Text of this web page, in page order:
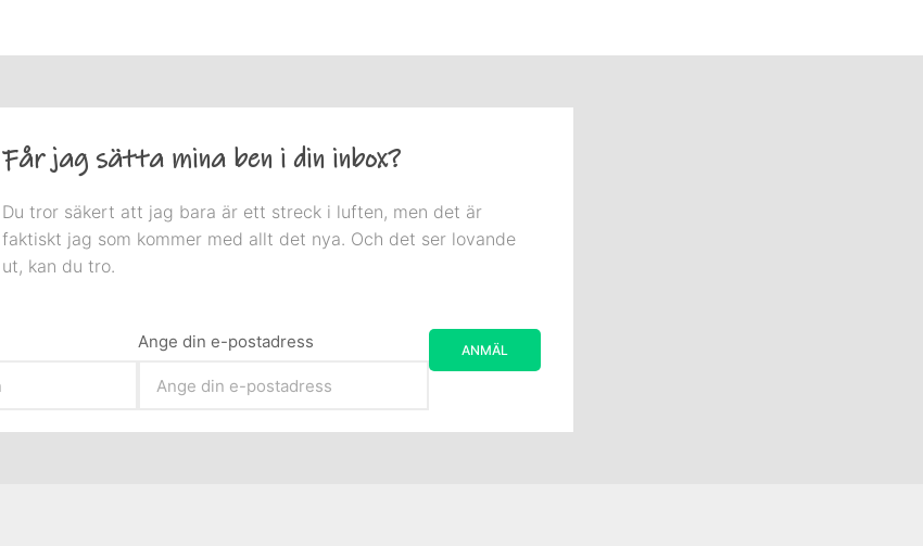
Får jag sätta mina ben i din inbox?
Du tror säkert att jag bara är ett streck i luften, men det är
faktiskt jag som kommer med allt det nya. Och det ser lovande
ut, kan du tro.
Ange din e-postadress